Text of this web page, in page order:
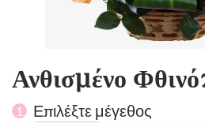
Ανθισμένο
1 Επιλέξτε μέγεθος